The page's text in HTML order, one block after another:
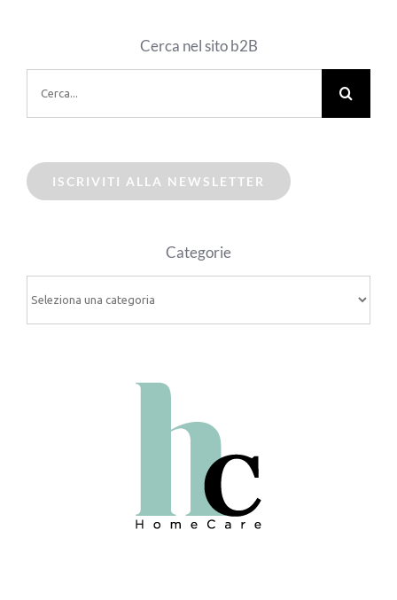
Cerca nel sito b2B
per:
ISCRIVITI ALLA NEWSLETTER
Categorie